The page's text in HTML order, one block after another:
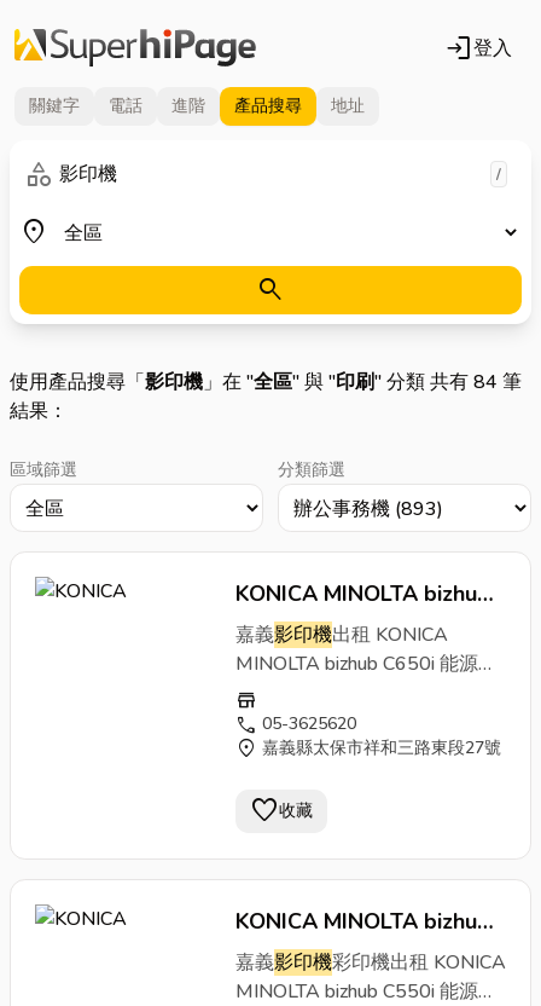
login登入
關鍵字 電話 進階 產品搜尋 地址
category
關鍵字 /
place
地區
search
使用產品搜尋「影印機」在 "全區" 與 "印刷" 分類 共有 84 筆
結果：
區域篩選 分類篩選
KONICA MINOLTA bizhub
C650i影印機嘉義影印機
租
嘉義影印機出租 KONICA
MINOLTA bizhub C650i 能源標
章 環保標章證號:17719節能標
章證號:103350 商品簡介
bizhub C650i彩色影印機具環保
則，實踐ESG綠色辦公。
MINOLTA，商用影印機租賃方
機功能］．落地型影印機．影印
尺寸：A3~A5．影印機體積：
615 x 688 x 961 mm．彩色、
store
call 05-3625620
location_on 嘉義縣太保市祥和三路東段27號
favorite收藏
KONICA MINOLTA bizhub
C550i影印機
嘉義影印機彩印機出租 KONICA
MINOLTA bizhub C550i 能源標